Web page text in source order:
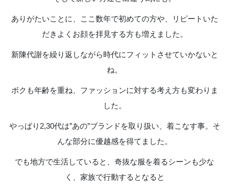
ありがたいことに、ここ数年で初めての方や、リピートいた
だきよくお顔を拝見する方も増えました。
新陳代謝を繰り返しながら時代にフィットさせていかないと
ね。
ボクも年齢を重ね、ファッションに対する考え方も変わりま
した。
やっぱり2,30代は”あの”ブランドを取り扱い、着こなす事。そ
んな部分に優越感を得てました。
でも地方で生活していると、奇抜な服を着るシーンも少な
く、家族で行動するとなると